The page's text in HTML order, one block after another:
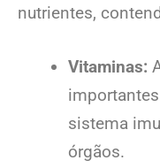
nutrientes,
Vitaminas:
sistema
órgãos.